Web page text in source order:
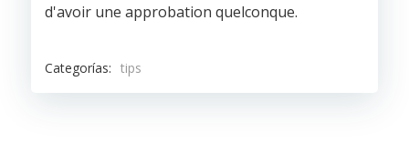
d'avoir une approbation quelconque.
Categorías: tips